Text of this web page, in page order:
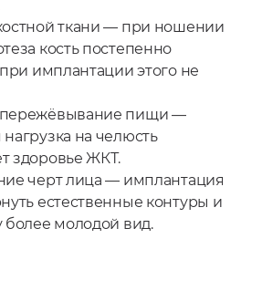
ткани — при ношении
кость постепенно
имплантации этого не
пищи —
на челюсть
здоровье ЖКТ.
черт лица — имплантация
естественные контуры и
более молодой вид.